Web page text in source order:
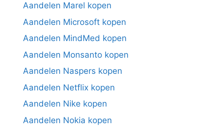
Aandelen Marel kopen
Aandelen Microsoft kopen
Aandelen MindMed kopen
Aandelen Monsanto kopen
Aandelen Naspers kopen
Aandelen Netflix kopen
Aandelen Nike kopen
Aandelen Nokia kopen